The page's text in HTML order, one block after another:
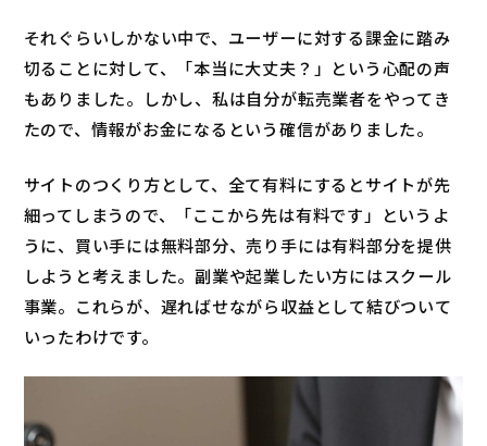
それぐらいしかない中で、ユーザーに対する課金に踏み
切ることに対して、「本当に大丈夫？」という心配の声
もありました。しかし、私は自分が転売業者をやってき
たので、情報がお金になるという確信がありました。
サイトのつくり方として、全て有料にするとサイトが先
細ってしまうので、「ここから先は有料です」というよ
うに、買い手には無料部分、売り手には有料部分を提供
しようと考えました。副業や起業したい方にはスクール
事業。これらが、遅ればせながら収益として結びついて
いったわけです。